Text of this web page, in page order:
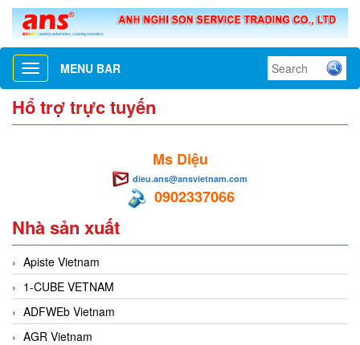
Toggle
navigation
MENU BAR
Hổ trợ trực tuyến
Ms Diệu
dieu.ans@ansvietnam.com
0902337066
Nhà sản xuất
Apiste Vietnam
1-CUBE VETNAM
ADFWEb Vietnam
AGR Vietnam